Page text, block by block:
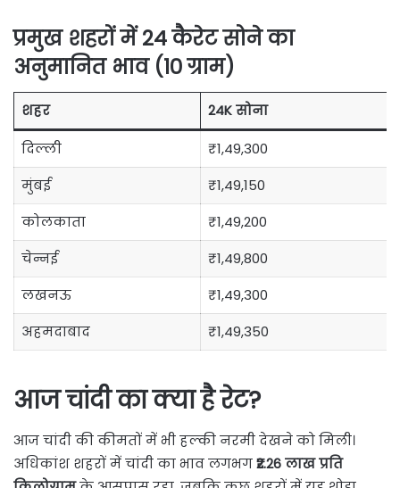
प्रमुख शहरों में 24 कैरेट सोने का
अनुमानित भाव (10 ग्राम)
शहर 24K सोना
दिल्ली
₹1,49,300
मुंबई
₹1,49,150
कोलकाता
₹1,49,200
चेन्नई
₹1,49,800
लखनऊ
₹1,49,300
अहमदाबाद
₹1,49,350
आज चांदी का क्या है रेट?
आज चांदी की कीमतों में भी हल्की नरमी देखने को मिली।
अधिकांश शहरों में चांदी का भाव लगभग₹2.26 लाख प्रति